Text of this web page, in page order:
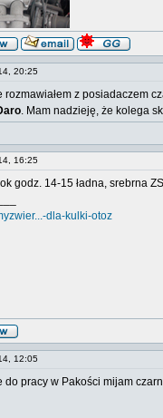
20:25
rozmawiałem z posiadaczem
. Mam nadzieję, że kolega
16:25
godz. 14-15 ładna, srebrna
dla-kulki-otoz
12:05
do pracy w Pakości mijam